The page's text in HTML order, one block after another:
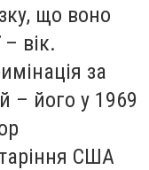
що воно
вік.
за
– його у 1969
США